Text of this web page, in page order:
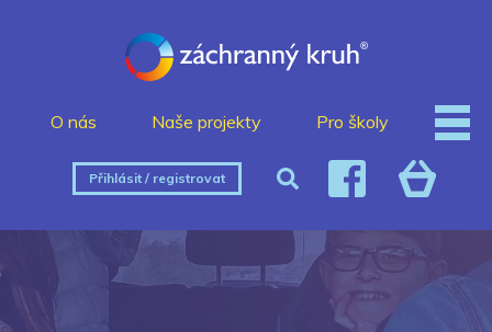
O nás Naše projekty Pro školy
Přihlásit / registrovat